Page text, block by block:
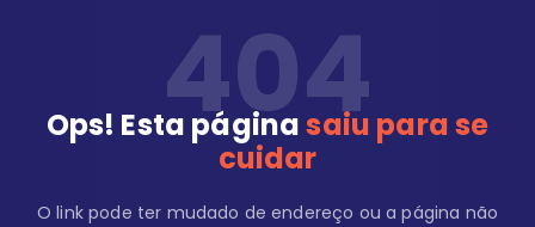
404
Ops! Esta páginasaiu para se
cuidar
O link pode ter mudado de endereço ou a página não